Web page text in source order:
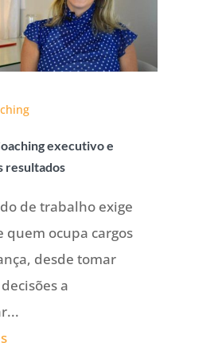
executivo e
resultados
de trabalho exige
quem ocupa cargos
desde tomar
a